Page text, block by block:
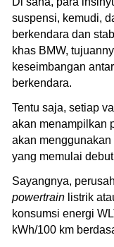
suspensi, kemudi,
berkendara dan
khas BMW,
keseimbangan
berkendara.
Tentu saja, setiap
akan menampilkan
akan
yang memulai
Sayangnya,
powertrain listrik
konsumsi energi
kWh/100 km